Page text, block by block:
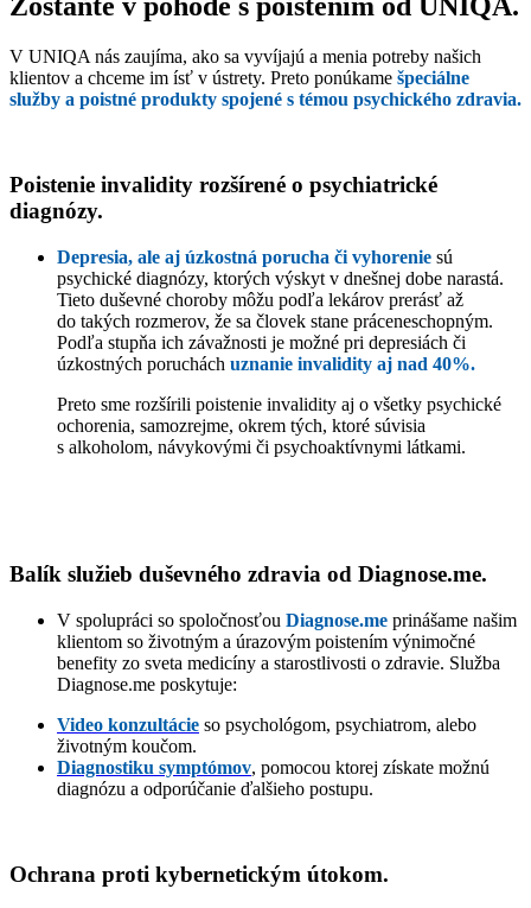
V UNIQA nás zaujíma, ako sa vyvíjajú a menia potreby našich
klientov a chceme im ísť v ústrety. Preto ponúkame špeciálne
služby a poistné produkty spojené s témou psychického zdravia.
Poistenie invalidity rozšírené o psychiatrické
diagnózy.
Depresia, ale aj úzkostná porucha či vyhorenie sú
psychické diagnózy, ktorých výskyt v dnešnej dobe narastá.
Tieto duševné choroby môžu podľa lekárov prerásť až
do takých rozmerov, že sa človek stane práceneschopným.
Podľa stupňa ich závažnosti je možné pri depresiách či
úzkostných poruchách uznanie invalidity aj nad 40%.
Preto sme rozšírili poistenie invalidity aj o všetky psychické
ochorenia, samozrejme, okrem tých, ktoré súvisia
s alkoholom, návykovými či psychoaktívnymi látkami.
Balík služieb duševného zdravia od Diagnose.me.
V spolupráci so spoločnosťou Diagnose.me prinášame našim
klientom so životným a úrazovým poistením výnimočné
benefity zo sveta medicíny a starostlivosti o zdravie. Služba
Diagnose.me poskytuje:
Video konzultácie so psychológom, psychiatrom, alebo
životným koučom.
Diagnostiku symptómov, pomocou ktorej získate možnú
diagnózu a odporúčanie ďalšieho postupu.
Ochrana proti kybernetickým útokom.